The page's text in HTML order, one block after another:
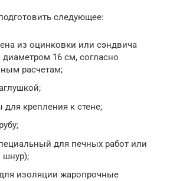
следующее:
из оцинковки или сэндвича
диаметром 16 см, согласно
расчетам;
крепления к стене;
для печных работ или
шнур);
изоляции жаропрочные